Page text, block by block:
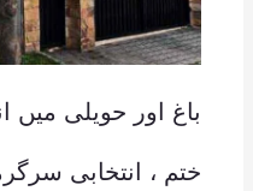
ختم ، انتخابی